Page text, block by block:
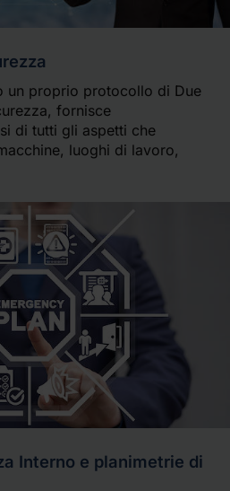
un proprio protocollo di Due
fornisce
di tutti gli aspetti che
luoghi di lavoro,
Interno e planimetrie di